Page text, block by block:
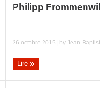
Philipp
...
26 octobre 2015 | byJean-
Lire